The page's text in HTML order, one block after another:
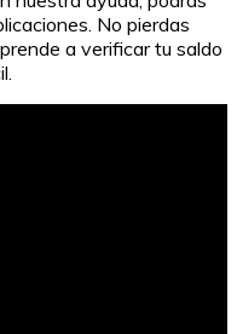
No pierdas
a verificar tu saldo